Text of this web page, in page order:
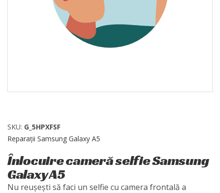
SKU: G_5HPXFSF
Reparații Samsung Galaxy A5
Înlocuire cameră selfie Samsung
Galaxy A5
Nu reușești să faci un selfie cu camera frontală a